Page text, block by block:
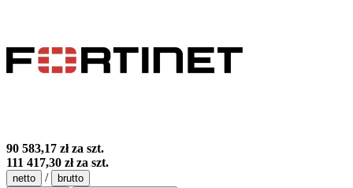
90 583,17 złza szt.
111 417,30 złza szt.
netto /
brutto